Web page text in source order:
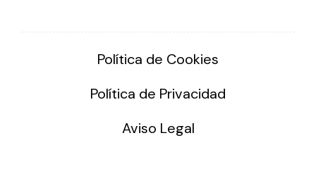
Política de Cookies
Política de Privacidad
Aviso Legal